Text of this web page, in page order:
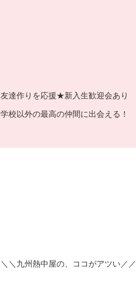
友達作りを応援★新入生歓迎会あり
学校以外の最高の仲間に出会える！
＼＼九州熱中屋の、ココがアツい／／